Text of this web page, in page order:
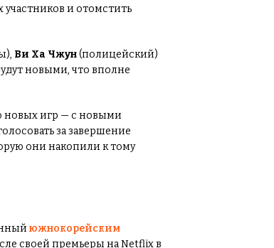
и отомстить
Ви Ха Чжун(полицейский)
новыми, что вполне
новых игр — с новыми
за завершение
они накопили к тому
южнокорейским
своей премьеры на Netflix в